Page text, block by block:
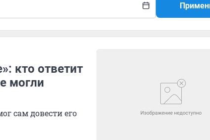
кто ответит
могли
сам довести его